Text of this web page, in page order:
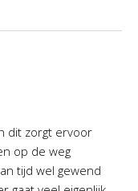
dit zorgt ervoor
op de weg
tijd wel gewend